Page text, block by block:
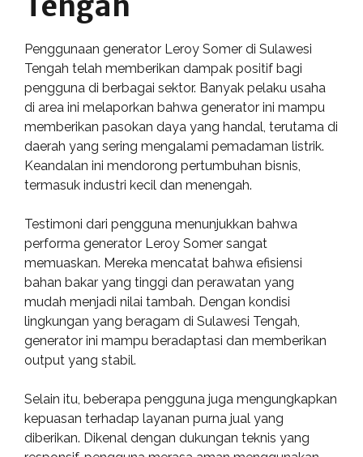
Penggunaan generator Leroy Somer di Sulawesi
Tengah telah memberikan dampak positif bagi
pengguna di berbagai sektor. Banyak pelaku usaha
di area ini melaporkan bahwa generator ini mampu
memberikan pasokan daya yang handal, terutama di
daerah yang sering mengalami pemadaman listrik.
Keandalan ini mendorong pertumbuhan bisnis,
termasuk industri kecil dan menengah.
Testimoni dari pengguna menunjukkan bahwa
performa generator Leroy Somer sangat
memuaskan. Mereka mencatat bahwa efisiensi
bahan bakar yang tinggi dan perawatan yang
mudah menjadi nilai tambah. Dengan kondisi
lingkungan yang beragam di Sulawesi Tengah,
generator ini mampu beradaptasi dan memberikan
output yang stabil.
Selain itu, beberapa pengguna juga mengungkapkan
kepuasan terhadap layanan purna jual yang
diberikan. Dikenal dengan dukungan teknis yang